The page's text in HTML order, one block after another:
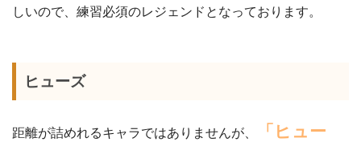
しいので、練習必須のレジェンドとなっております。
ヒューズ
距離が詰めれるキャラではありませんが、
「ヒュー